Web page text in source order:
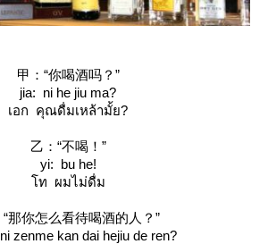
甲：“你喝酒吗？”
jia: ni he jiu ma?
เอก คุณดื่มเหล้ามั้ย?
乙：“不喝！”
yi: bu he!
ท ผมไม่ดื่ม
“那你怎么看待喝酒的人？”
zenme kan dai hejiu de ren?